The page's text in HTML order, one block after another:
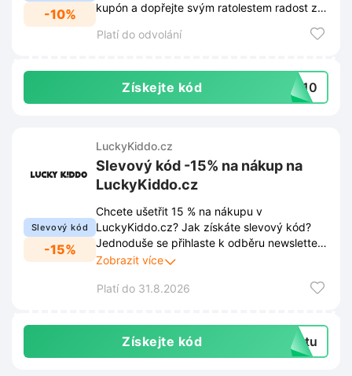
-10%
kupón a dopřejte svým ratolestem radost za
Platí do odvolání
Získejte kód LK10
Slevový kód
-15%
LuckyKiddo.cz
Slevový kód -15% na nákup na
LuckyKiddo.cz
Chcete ušetřit 15 % na nákupu v
LuckyKiddo.cz? Jak získáte slevový kód?
Jednoduše se přihlaste k odběru newsletteru
přes vyskakovací okno na LuckyKiddo.cz.
neuniknou žádné novinky, slevy ani
Zobrazit více
Platí do 31.8.2026
Získejte kód extu